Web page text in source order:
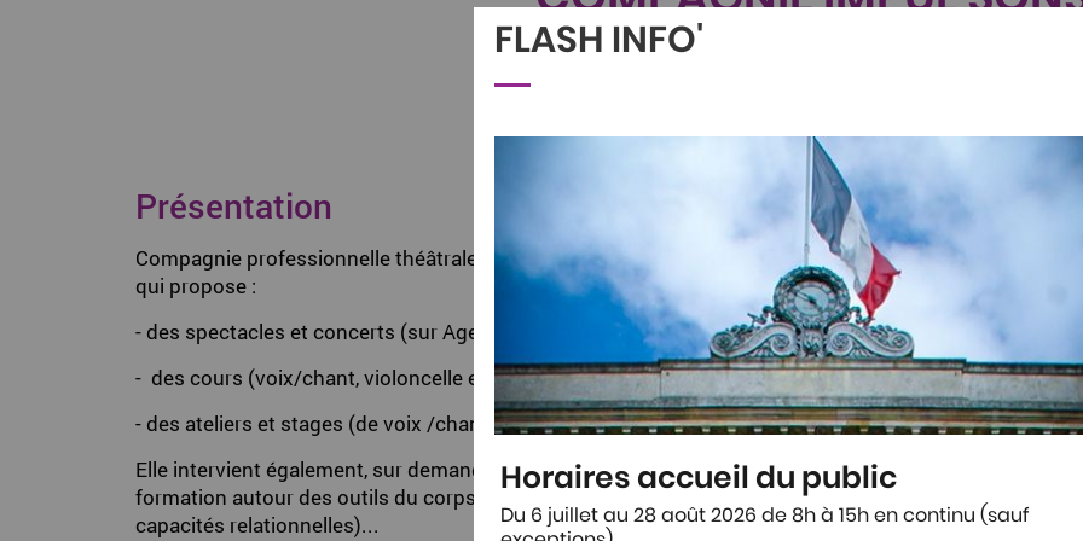
Présentation
Compagnie professionnelle théâtrale, vocale et musicale (depuis 2006), installée sur Agen,
qui propose :
- des spectacles et concerts (sur Agen, en lot-et-Garonne, Nouvelle Aquitaine et ailleurs)
- des cours (voix/chant, violoncelle et flûte traversière)
- des ateliers et stages (de voix /chant)
Elle intervient également, sur demande, dans les structures intéressées par son champs de
formation autour des outils du corps et de la voix (améliorer son expression, ou ses
capacités relationnelles)...
FLASH INFO'
Horaires accueil du public
Du 6 juillet au 28 août 2026 de 8h à 15h en continu (sauf